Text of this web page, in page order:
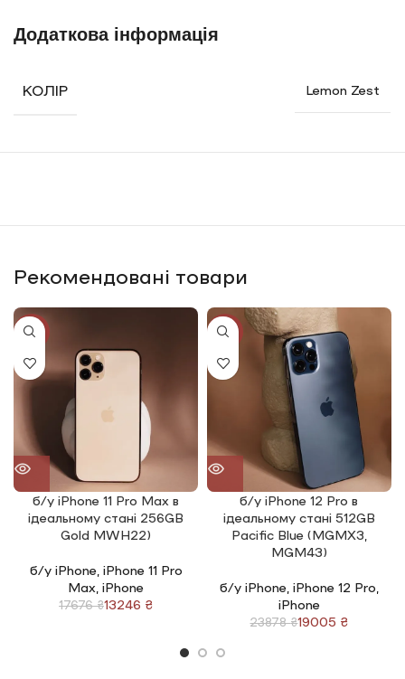
Додаткова інформація
КОЛІР Lemon Zest
Рекомендовані товари
-25%
б/у iPhone 11 Pro Max в
ідеальному стані 256GB
Gold MWH22)
б/у iPhone, iPhone 11 Pro
Max iPhone
17676₴13246 ₴
-20%
б/у iPhone 12 Pro в
ідеальному стані 512GB
Pacific Blue (MGMX3,
MGM43)
б/у iPhone, iPhone 12 Pro
iPhone
23878₴19005 ₴